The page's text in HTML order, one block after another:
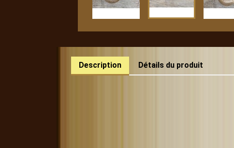
Description Détails du produit